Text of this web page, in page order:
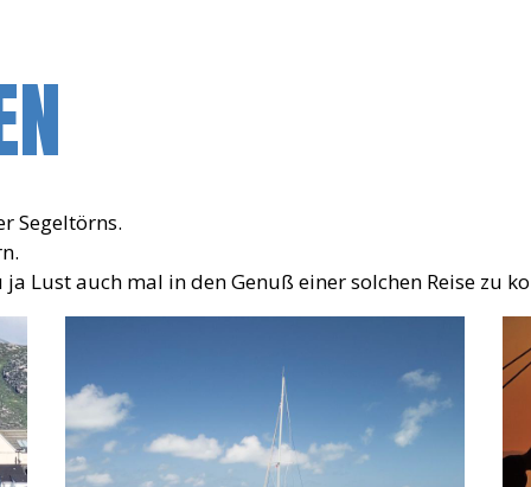
Segeltörns.
Lust auch mal in den Genuß einer solchen Reise zu